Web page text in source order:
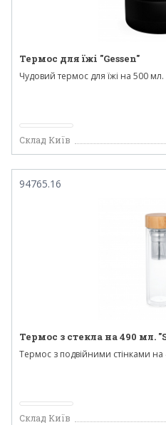
Термос для їжі "Gessen"
Чудовий термос для їжі на 500
Склад Київ
94765.16
Термос з стекла на 490 мл.
Термос з подвійними стінками на
Склад Київ